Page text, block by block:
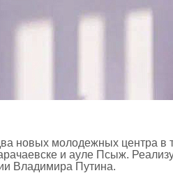
новых молодежных центра
и ауле Псыж.
Владимира Путина.